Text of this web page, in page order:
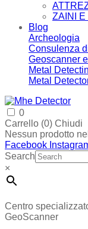
ZAINI E
Blog
Archeologia
Consulenza
Geoscanner
Metal
Metal
0
Carrello (0) Chiudi
Nessun prodotto
Facebook
Search
×
Centro
GeoScanner